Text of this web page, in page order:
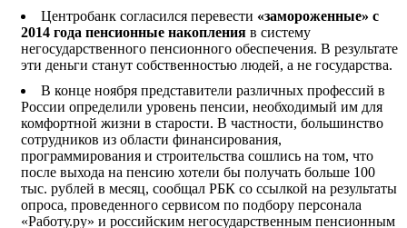
Центробанк согласился перевести «замороженные» с
2014 года пенсионные накопления в систему
негосударственного пенсионного обеспечения. В результате
эти деньги станут собственностью людей, а не государства.
В конце ноября представители различных профессий в
России определили уровень пенсии, необходимый им для
комфортной жизни в старости. В частности, большинство
сотрудников из области финансирования,
программирования и строительства сошлись на том, что
после выхода на пенсию хотели бы получать больше 100
тыс. рублей в месяц, сообщал РБК со ссылкой на результаты
опроса, проведенного сервисом по подбору персонала
«Работу.ру» и российским негосударственным пенсионным